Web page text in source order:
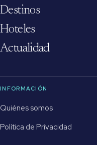
Destinos
Hoteles
Actualidad
INFORMACIÓN
Quiénes somos
Política de Privacidad